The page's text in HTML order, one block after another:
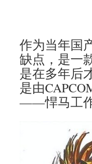
作为当年国
缺点，是一
是在多年后
是由
——悍马工